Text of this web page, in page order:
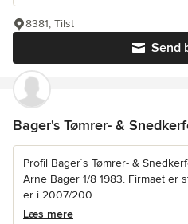
Send
8381, Tilst
Bager's Tømrer- &
Profil Bager´s Tømrer- &
Arne Bager 1/8 1983. Firmaet er
er i 2007/200...
Læs mere